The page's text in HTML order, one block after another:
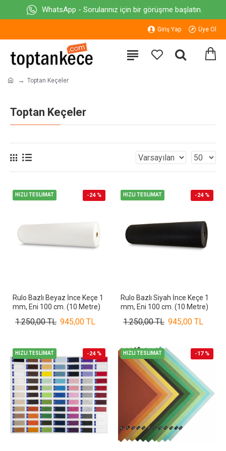
WhatsApp - Sorularınız için bir görüşme başlatın.
Giriş Yap Üye Ol
Toptan Keçeler
Toptan Keçeler
HIZLI TESLİMAT -24 %
Rulo Bazlı Beyaz İnce Keçe 1
mm, Eni 100 cm. (10 Metre)
945,00 TL
1.250,00 TL
HIZLI TESLİMAT -24 %
Rulo Bazlı Siyah İnce Keçe 1
mm, Eni 100 cm. (10 Metre)
945,00 TL
1.250,00 TL
HIZLI TESLİMAT -24 % HIZLI TESLİMAT -17 %